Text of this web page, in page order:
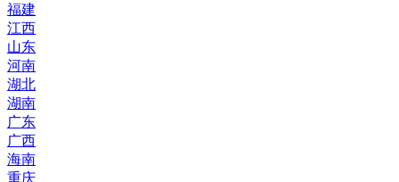
福建
江西
山东
河南
湖北
湖南
广东
广西
海南
重庆